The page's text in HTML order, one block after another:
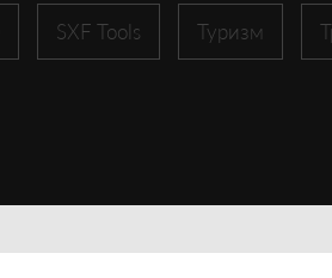
SXF Tools Туризм